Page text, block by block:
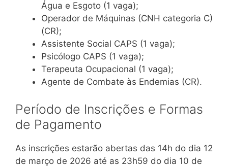
Água e Esgoto (1 vaga);
Operador de Máquinas (CNH categoria C)
(CR);
Assistente Social CAPS (1 vaga);
Psicólogo CAPS (1 vaga);
Terapeuta Ocupacional (1 vaga);
Agente de Combate às Endemias (CR).
Período de Inscrições e Formas
de Pagamento
As inscrições estarão abertas das 14h do dia 12
de março de 2026 até as 23h59 do dia 10 de